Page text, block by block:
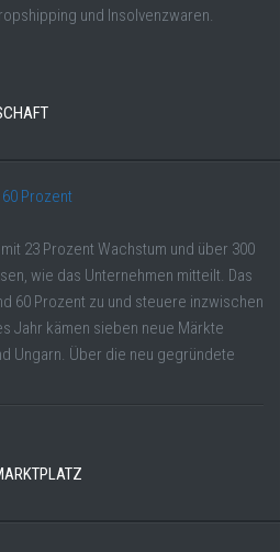
und Insolvenzwaren.
Prozent
23 Prozent Wachstum und über 300
wie das Unternehmen mitteilt. Das
60 Prozent zu und steuere inzwischen
Jahr kämen sieben neue Märkte
Ungarn. Über die neu gegründete